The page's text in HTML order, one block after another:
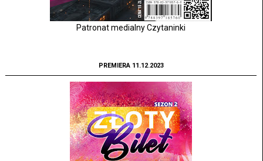
Patronat medialny Czytaninki
PREMIERA 11.12.2023